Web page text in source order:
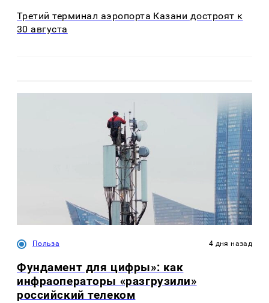
Третий терминал аэропорта Казани достроят к
30 августа
Польза 4 дня назад
Фундамент для цифры»: как
инфраоператоры «разгрузили»
российский телеком